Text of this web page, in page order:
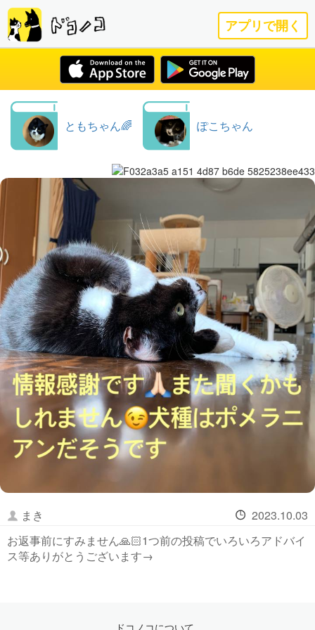
アプリで開く
ともちゃん🌈 ぽこちゃん
まき
2023.10.03
お返事前にすみません🙏🏻1つ前の投稿でいろいろアドバイ
ス等ありがとうございます→